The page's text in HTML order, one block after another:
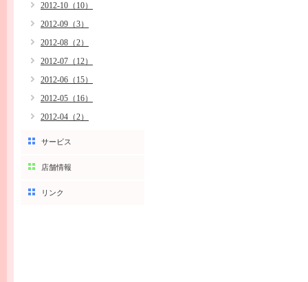
2012-10（10）
2012-09（3）
2012-08（2）
2012-07（12）
2012-06（15）
2012-05（16）
2012-04（2）
サービス
店舗情報
リンク